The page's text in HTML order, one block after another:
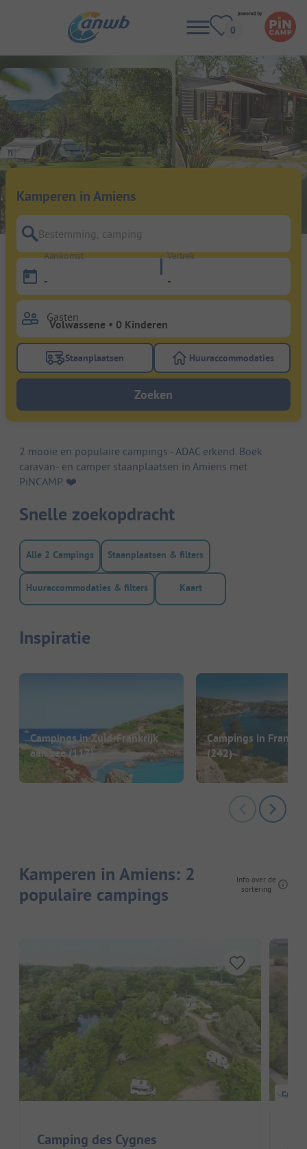
Kamperen in Amiens
Bestemming, camping
Aankomst
-
Vertrek
-
Gasten
Gebruik de filterknop staanplaatsen om te zoeken
Staanplaatsen Gebruik de
Huuraccommodaties
Zoeken
2 mooie en populaire campings - ADAC erkend. Boek
caravan- en camper staanplaatsen in Amiens met
PiNCAMP. ❤️️
Snelle zoekopdracht
Alle 2 Campings Staanplaatsen & filters
Huuraccommodaties & filters Kaart
Inspiratie
Campings in Zuid-Frankrijk
aan zee(117)
Campings in
(242)
Kamperen in Amiens: 2
populaire campings
Info over de
sortering
Camping des Cygnes